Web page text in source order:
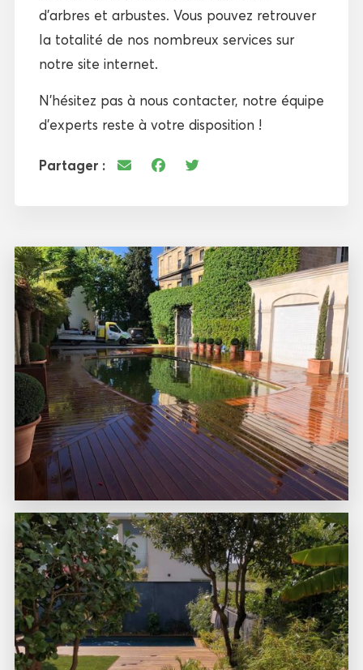
d’arbres et arbustes. Vous pouvez retrouver
la totalité de nos nombreux services sur
notre site internet.
N’hésitez pas à nous contacter, notre équipe
d’experts reste à votre disposition !
Partager :